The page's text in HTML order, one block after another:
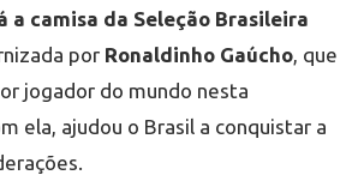
a camisa da Seleção Brasileira
por Ronaldinho Gaúcho, que
jogador do mundo nesta
ela, ajudou o Brasil a conquistar a